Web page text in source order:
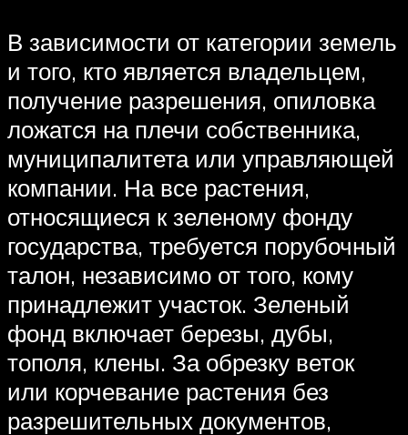
В зависимости от категории земель
и того, кто является владельцем,
получение разрешения, опиловка
ложатся на плечи собственника,
муниципалитета или управляющей
компании. На все растения,
относящиеся к зеленому фонду
государства, требуется порубочный
талон, независимо от того, кому
принадлежит участок. Зеленый
фонд включает березы, дубы,
тополя, клены. За обрезку веток
или корчевание растения без
разрешительных документов,